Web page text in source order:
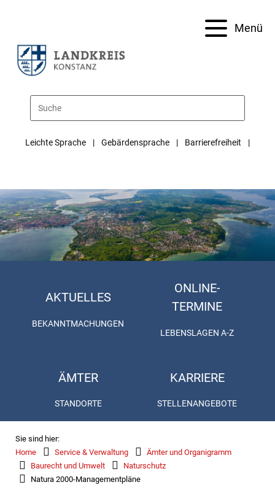
Menü
Leichte Sprache Gebärdensprache Barrierefreiheit
AKTUELLES
BEKANNTMACHUNGEN
ONLINE-
TERMINE
LEBENSLAGEN A-Z
ÄMTER
STANDORTE
KARRIERE
STELLENANGEBOTE
Sie sind hier:
Home
Service & Verwaltung
Ämter und Organigramm
Baurecht und Umwelt
Naturschutz
Natura 2000-Managementpläne